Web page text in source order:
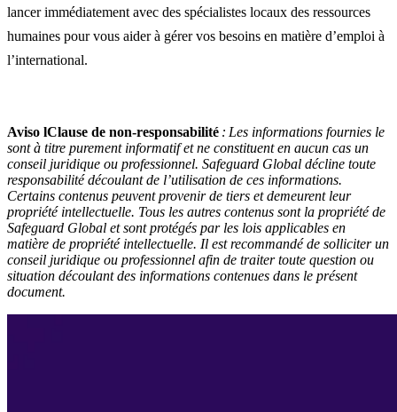
lancer immédiatement avec des spécialistes locaux des ressources
humaines pour vous aider à gérer vos besoins en matière d’emploi à
l’international.
Aviso lClause de non-responsabilité : Les informations fournies le
sont à titre purement informatif et ne constituent en aucun cas un
conseil juridique ou professionnel. Safeguard Global décline toute
responsabilité découlant de l’utilisation de ces informations.
Certains contenus peuvent provenir de tiers et demeurent leur
propriété intellectuelle. Tous les autres contenus sont la propriété de
Safeguard Global et sont protégés par les lois applicables en
matière de propriété intellectuelle. Il est recommandé de solliciter un
conseil juridique ou professionnel afin de traiter toute question ou
situation découlant des informations contenues dans le présent
document.